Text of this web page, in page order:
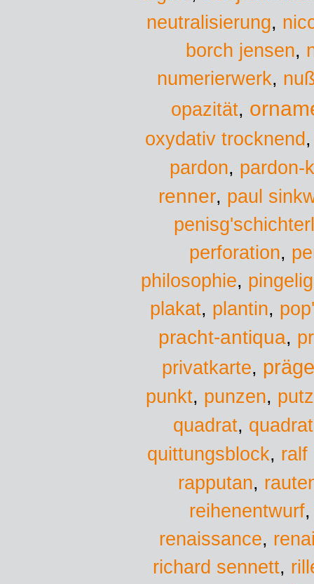
neutralisierung,
borch jensen,
numerierwerk,
opazität,
oxydativ trocknend
pardon, pardon-
renner, paul
perforation,
philosophie,
plakat, plantin,
pracht-antiqua,
privatkarte,
punkt, punzen,
quadrat,
quittungsblock, ralf
rapputan,
reihenentwurf
renaissance,
richard sennett,